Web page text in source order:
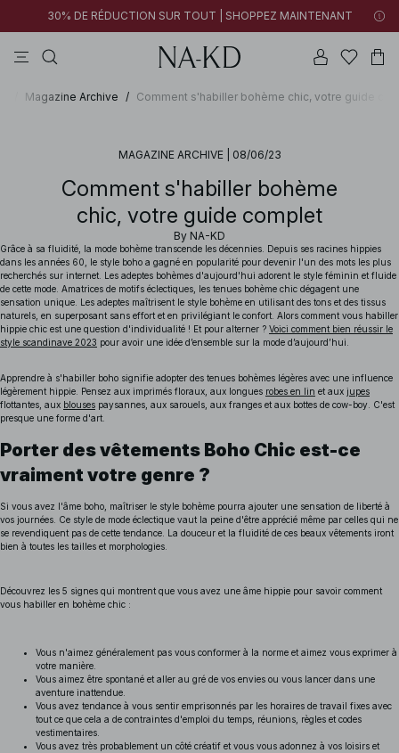
30% DE RÉDUCTION SUR TOUT | SHOPPEZ MAINTENANT
Magazine Archive / Comment s'habiller bohème chic, votre guide
MAGAZINE ARCHIVE| 08/06/23
Comment s'habiller bohème
chic, votre guide complet
By NA-KD
Grâce à sa fluidité, la mode bohème transcende les décennies. Depuis ses racines hippies
dans les années 60, le style boho a gagné en popularité pour devenir l'un des mots les plus
recherchés sur internet. Les adeptes bohèmes d'aujourd'hui adorent le style féminin et fluide
de cette mode. Amatrices de motifs éclectiques, les tenues bohème chic dégagent une
sensation unique. Les adeptes maîtrisent le style bohème en utilisant des tons et des tissus
naturels, en superposant sans effort et en privilégiant le confort. Alors comment vous habiller
hippie chic est une question d'individualité ! Et pour alterner ? Voici comment bien réussir le
style scandinave 2023 pour avoir une idée d’ensemble sur la mode d’aujourd’hui.
Apprendre à s'habiller boho signifie adopter des tenues bohèmes légères avec une influence
légèrement hippie. Pensez aux imprimés floraux, aux longues robes en lin et aux jupes
flottantes, aux blouses paysannes, aux sarouels, aux franges et aux bottes de cow-boy. C'est
presque une forme d'art.
Porter des vêtements Boho Chic est-ce
vraiment votre genre ?
Si vous avez l'âme boho, maîtriser le style bohème pourra ajouter une sensation de liberté à
vos journées. Ce style de mode éclectique vaut la peine d'être apprécié même par celles qui ne
se revendiquent pas de cette tendance. La douceur et la fluidité de ces beaux vêtements iront
bien à toutes les tailles et morphologies.
Découvrez les 5 signes qui montrent que vous avez une âme hippie pour savoir comment
vous habiller en bohème chic :
Vous n'aimez généralement pas vous conformer à la norme et aimez vous exprimer à
votre manière.
Vous aimez être spontané et aller au gré de vos envies ou vous lancer dans une
aventure inattendue.
Vous avez tendance à vous sentir emprisonnés par les horaires de travail fixes avec
tout ce que cela a de contraintes d'emploi du temps, réunions, règles et codes
vestimentaires.
Vous avez très probablement un côté créatif et vous vous adonnez à vos loisirs et